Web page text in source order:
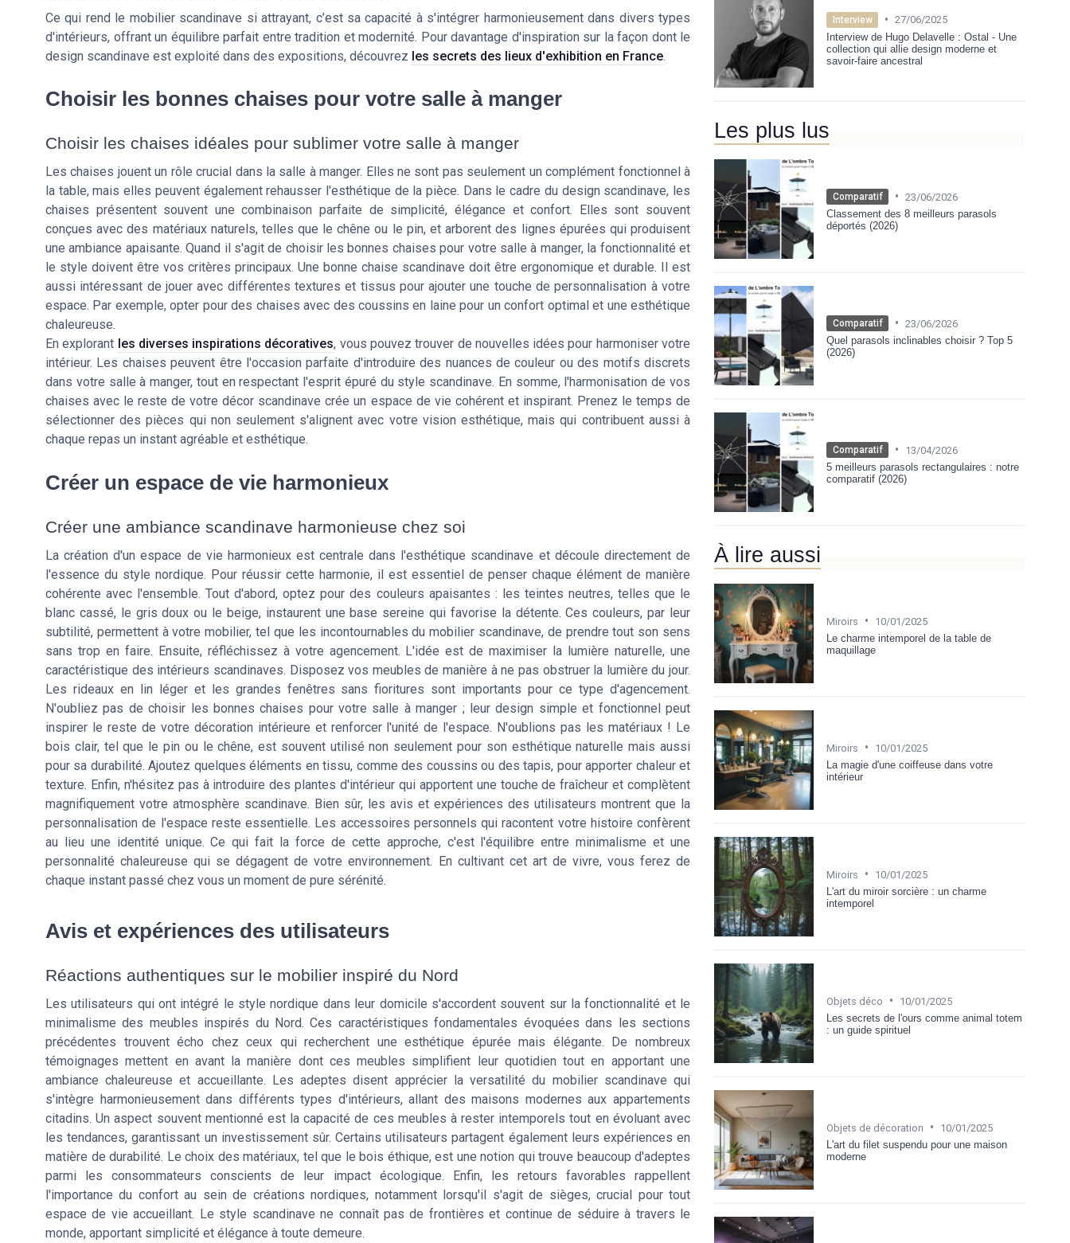
Ce qui rend le mobilier scandinave si attrayant, c’est sa capacité à s'intégrer harmonieusement dans divers types
d'intérieurs, offrant un équilibre parfait entre tradition et modernité. Pour davantage d'inspiration sur la façon dont le
design scandinave est exploité dans des expositions, découvrez les secrets des lieux d'exhibition en France.
Choisir les bonnes chaises pour votre salle à manger
Choisir les chaises idéales pour sublimer votre salle à manger
Les chaises jouent un rôle crucial dans la salle à manger. Elles ne sont pas seulement un complément fonctionnel à
la table, mais elles peuvent également rehausser l'esthétique de la pièce. Dans le cadre du design scandinave, les
chaises présentent souvent une combinaison parfaite de simplicité, élégance et confort. Elles sont souvent
conçues avec des matériaux naturels, telles que le chêne ou le pin, et arborent des lignes épurées qui produisent
une ambiance apaisante. Quand il s'agit de choisir les bonnes chaises pour votre salle à manger, la fonctionnalité et
le style doivent être vos critères principaux. Une bonne chaise scandinave doit être ergonomique et durable. Il est
aussi intéressant de jouer avec différentes textures et tissus pour ajouter une touche de personnalisation à votre
espace. Par exemple, opter pour des chaises avec des coussins en laine pour un confort optimal et une esthétique
chaleureuse.
En explorant les diverses inspirations décoratives, vous pouvez trouver de nouvelles idées pour harmoniser votre
intérieur. Les chaises peuvent être l'occasion parfaite d'introduire des nuances de couleur ou des motifs discrets
dans votre salle à manger, tout en respectant l'esprit épuré du style scandinave. En somme, l'harmonisation de vos
chaises avec le reste de votre décor scandinave crée un espace de vie cohérent et inspirant. Prenez le temps de
sélectionner des pièces qui non seulement s'alignent avec votre vision esthétique, mais qui contribuent aussi à
chaque repas un instant agréable et esthétique.
Créer un espace de vie harmonieux
Créer une ambiance scandinave harmonieuse chez soi
La création d'un espace de vie harmonieux est centrale dans l'esthétique scandinave et découle directement de
l'essence du style nordique. Pour réussir cette harmonie, il est essentiel de penser chaque élément de manière
cohérente avec l'ensemble. Tout d'abord, optez pour des couleurs apaisantes : les teintes neutres, telles que le
blanc cassé, le gris doux ou le beige, instaurent une base sereine qui favorise la détente. Ces couleurs, par leur
subtilité, permettent à votre mobilier, tel que les incontournables du mobilier scandinave, de prendre tout son sens
sans trop en faire. Ensuite, réfléchissez à votre agencement. L'idée est de maximiser la lumière naturelle, une
caractéristique des intérieurs scandinaves. Disposez vos meubles de manière à ne pas obstruer la lumière du jour.
Les rideaux en lin léger et les grandes fenêtres sans fioritures sont importants pour ce type d'agencement.
N'oubliez pas de choisir les bonnes chaises pour votre salle à manger ; leur design simple et fonctionnel peut
inspirer le reste de votre décoration intérieure et renforcer l'unité de l'espace. N'oublions pas les matériaux ! Le
bois clair, tel que le pin ou le chêne, est souvent utilisé non seulement pour son esthétique naturelle mais aussi
pour sa durabilité. Ajoutez quelques éléments en tissu, comme des coussins ou des tapis, pour apporter chaleur et
texture. Enfin, n'hésitez pas à introduire des plantes d'intérieur qui apportent une touche de fraîcheur et complètent
magnifiquement votre atmosphère scandinave. Bien sûr, les avis et expériences des utilisateurs montrent que la
personnalisation de l'espace reste essentielle. Les accessoires personnels qui racontent votre histoire confèrent
au lieu une identité unique. Ce qui fait la force de cette approche, c'est l'équilibre entre minimalisme et une
personnalité chaleureuse qui se dégagent de votre environnement. En cultivant cet art de vivre, vous ferez de
chaque instant passé chez vous un moment de pure sérénité.
Avis et expériences des utilisateurs
Réactions authentiques sur le mobilier inspiré du Nord
Les utilisateurs qui ont intégré le style nordique dans leur domicile s'accordent souvent sur la fonctionnalité et le
minimalisme des meubles inspirés du Nord. Ces caractéristiques fondamentales évoquées dans les sections
précédentes trouvent écho chez ceux qui recherchent une esthétique épurée mais élégante. De nombreux
témoignages mettent en avant la manière dont ces meubles simplifient leur quotidien tout en apportant une
ambiance chaleureuse et accueillante. Les adeptes disent apprécier la versatilité du mobilier scandinave qui
s'intègre harmonieusement dans différents types d'intérieurs, allant des maisons modernes aux appartements
citadins. Un aspect souvent mentionné est la capacité de ces meubles à rester intemporels tout en évoluant avec
les tendances, garantissant un investissement sûr. Certains utilisateurs partagent également leurs expériences en
matière de durabilité. Le choix des matériaux, tel que le bois éthique, est une notion qui trouve beaucoup d'adeptes
parmi les consommateurs conscients de leur impact écologique. Enfin, les retours favorables rappellent
l'importance du confort au sein de créations nordiques, notamment lorsqu'il s'agit de sièges, crucial pour tout
espace de vie accueillant. Le style scandinave ne connaît pas de frontières et continue de séduire à travers le
monde, apportant simplicité et élégance à toute demeure.
Interview • 27/06/2025
Interview de Hugo Delavelle : Ostal - Une
collection qui allie design moderne et
savoir-faire ancestral
Les plus lus
Comparatif • 23/06/2026
Classement des 8 meilleurs parasols
déportés (2026)
Comparatif • 23/06/2026
Quel parasols inclinables choisir ? Top 5
(2026)
Comparatif •
13/04/2026
5 meilleurs parasols rectangulaires : notre
comparatif (2026)
À lire aussi
Miroirs •
10/01/2025
Le charme intemporel de la table de
maquillage
Miroirs •
10/01/2025
La magie d'une coiffeuse dans votre
intérieur
Miroirs •
10/01/2025
L'art du miroir sorcière : un charme
intemporel
Objets déco •
10/01/2025
Les secrets de l'ours comme animal totem
: un guide spirituel
Objets de décoration •
10/01/2025
L'art du filet suspendu pour une maison
moderne